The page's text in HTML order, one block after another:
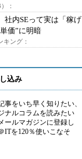
：
社内SEって実は「稼げ
価”に明暗
ング：
込み
事をいち早く知りたい、
ナルコラムを読みたい
ルマガジンに登録し
ITを120％使いこなそ